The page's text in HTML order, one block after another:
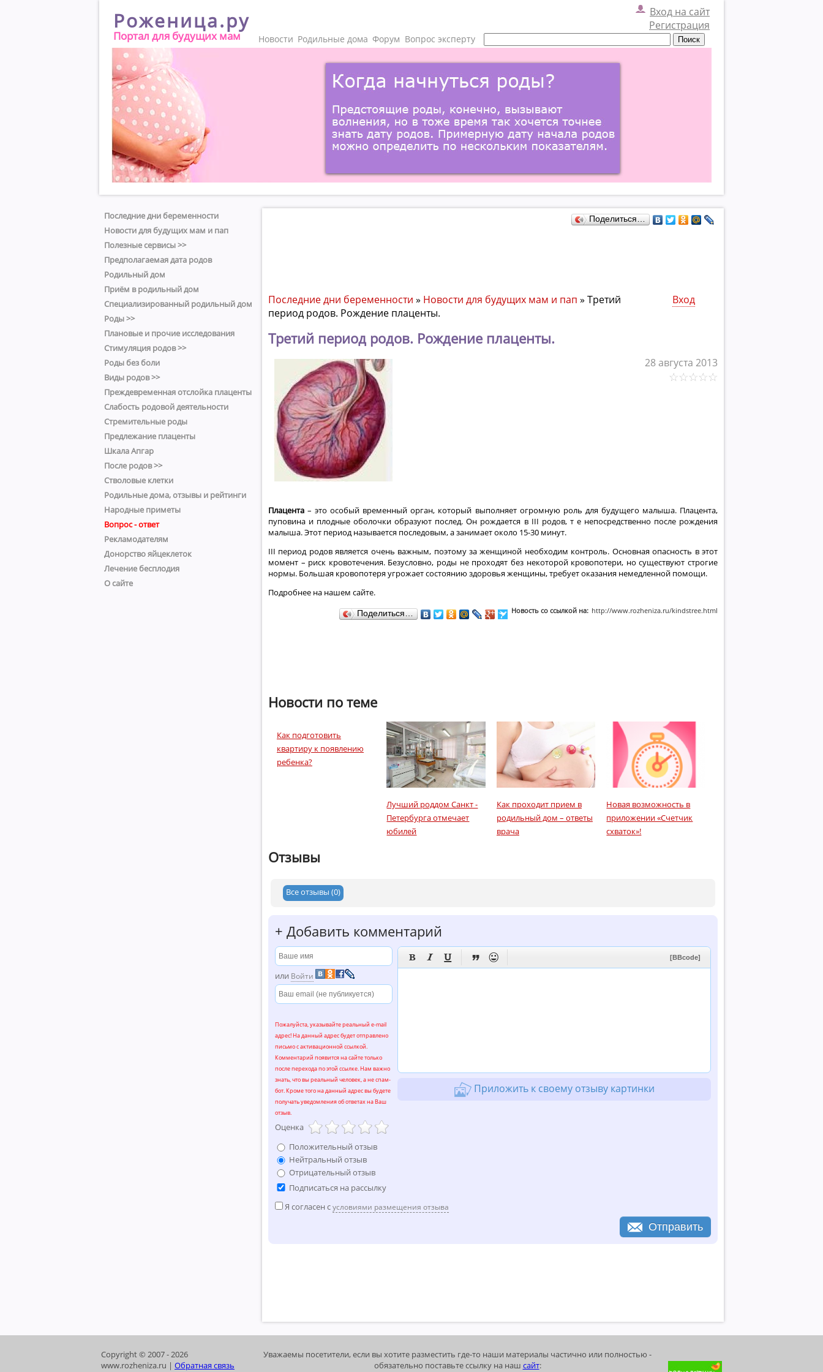
Роженица.ру
Портал для будущих мам Новости Родильные дома Форум Вопрос эксперту
Вход на сайт
Регистрация
Последние дни беременности
Новости для будущих мам и пап
Полезные сервисы >>
Предполагаемая дата родов
Родильный дом
Приём в родильный дом
Специализированный родильный дом
Роды >>
Плановые и прочие исследования
Стимуляция родов >>
Роды без боли
Виды родов >>
Преждевременная отслойка плаценты
Слабость родовой деятельности
Стремительные роды
Предлежание плаценты
Шкала Апгар
После родов >>
Стволовые клетки
Родильные дома, отзывы и рейтинги
Народные приметы
Вопрос - ответ
Рекламодателям
Донорство яйцеклеток
Лечение бесплодия
О сайте
Поделиться…
Последние дни беременности » Новости для будущих мам и пап » Третий
период родов. Рождение плаценты.
Вход
Третий период родов. Рождение плаценты.
28 августа 2013
Плацента – это особый временный орган, который выполняет огромную роль для будущего малыша. Плацента,
пуповина и плодные оболочки образуют послед. Он рождается в III родов, т е непосредственно после рождения
малыша. Этот период называется последовым, а занимает около 15-30 минут.
III период родов является очень важным, поэтому за женщиной необходим контроль. Основная опасность в этот
момент – риск кровотечения. Безусловно, роды не проходят без некоторой кровопотери, но существуют строгие
нормы. Большая кровопотеря угрожает состоянию здоровья женщины, требует оказания немедленной помощи.
Подробнее на нашем сайте.
Новость со ссылкой на: http://www.rozheniza.ru/kindstree.html
Поделиться…
Новости по теме
Как подготовить
квартиру к появлению
ребенка?
Лучший роддом Санкт -
Петербурга отмечает
юбилей
Как проходит прием в
родильный дом – ответы
врача
Новая возможность в
приложении «Счетчик
схваток»!
Отзывы
Все отзывы (0)
+ Добавить комментарий
или Войти
Пожалуйста, указывайте реальный e-mail
адрес! На данный адрес будет отправлено
письмо с активационной ссылкой.
Комментарий появится на сайте только
после перехода по этой ссылке. Нам важно
знать, что вы реальный человек, а не спам-
бот. Кроме того на данный адрес вы будете
получать уведомления об ответах на Ваш
отзыв.
Оценка
Положительный отзыв
Нейтральный отзыв
Отрицательный отзыв
Подписаться на рассылку
     [BBcode]
Приложить к своему отзыву картинки
Я согласен сусловиями размещения отзыва
Отправить
Copyright © 2007 -2026
www.rozheniza.ru | Обратная связь
Уважаемы посетители, если вы хотите разместить где-то наши материалы частично или полностью -
обязательно поставьте ссылку на наш сайт: